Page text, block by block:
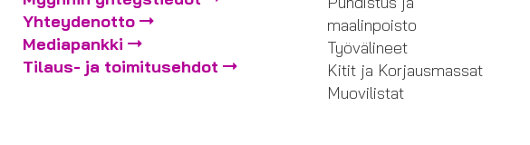
Yhteydenotto
Mediapankki
Tilaus- ja toimitusehdot
maalinpoisto
Työvälineet
Kitit ja Korjausmassat
Muovilistat